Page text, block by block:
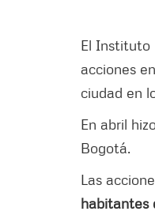
El Instituto
acciones
ciudad en
En abril
Bogotá.
Las
habitantes